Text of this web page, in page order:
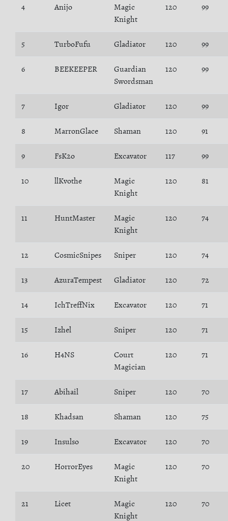
4 Anijo
Magic
Knight
120 99
5 TurboFufu Gladiator 120 99
6 BEEKEEPER
Guardian
Swordsman
120 99
7 Igor Gladiator 120 99
8 MarronGlace Shaman 120 91
9 FsK2o Excavator 117 99
10 llKvothe
Magic
Knight
120 81
11 HuntMaster
Magic
Knight
120 74
12 CosmicSnipes Sniper 120 74
13 AzuraTempest Gladiator 120 72
14 IchTreffNix Excavator 120 71
15 Izhel Sniper 120 71
16 H4NS
Court
Magician
120 71
17 Abihail Sniper 120 70
18 Khadsan Shaman 120 75
19 Insulso Excavator 120 70
20 HorrorEyes
Magic
Knight
120 70
21 Licet
Magic
Knight
120 70